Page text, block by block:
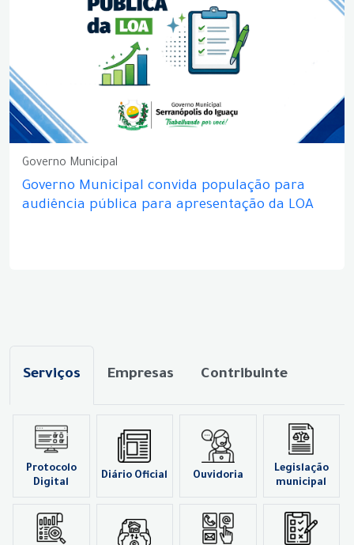
Governo Municipal
Governo Municipal convida população para
audiência pública para apresentação da LOA
Serviços Empresas Contribuinte
Protocolo
Digital
Diário Oficial Ouvidoria
Legislação
municipal